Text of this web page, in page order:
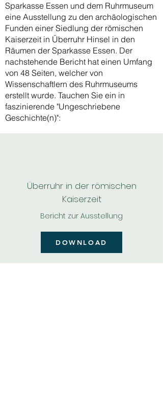
Sparkasse Essen und dem Ruhrmuseum
eine Ausstellung zu den archäologischen
Funden einer Siedlung der römischen
Kaiserzeit in Überruhr Hinsel in den
Räumen der Sparkasse Essen. Der
nachstehende Bericht hat einen Umfang
von 48 Seiten, welcher von
Wissenschaftlern des Ruhrmuseums
erstellt wurde. Tauchen Sie ein in
faszinierende "Ungeschriebene
Geschichte(n)":
Überruhr in der römischen
Kaiserzeit
Bericht zur Ausstellung
DOWNLOAD